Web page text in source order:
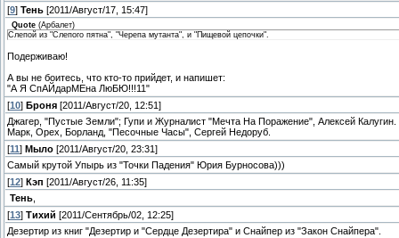
[9] Тень [2011/Август/17, 15:47]
Quote (Арбалет)
Слепой из "Слепого пятна", "Черепа мутанта", и "Пищевой цепочки".
Подерживаю!
А вы не боитесь, что кто-то прийдет, и напишет:
"А Я СпАЙдарМЕна ЛюБЮ!!!11"
[10] Броня [2011/Август/20, 12:51]
Джагер, "Пустые Земли"; Гупи и Журналист "Мечта На Поражение", Алексей Калугин.
Марк, Орех, Борланд, "Песочные Часы", Сергей Недоруб.
[11 ] Мыло [2011/Август/20, 23:31]
Самый крутой Упырь из "Точки Падения" Юрия Бурносова)))
[12] Кэп [2011/Август/26, 11:35]
Тень
[13] Тихий [2011/Сентябрь/02, 12:25]
Дезертир из книг "Дезертир и "Сердце Дезертира" и Снайпер из "Закон Снайпера".